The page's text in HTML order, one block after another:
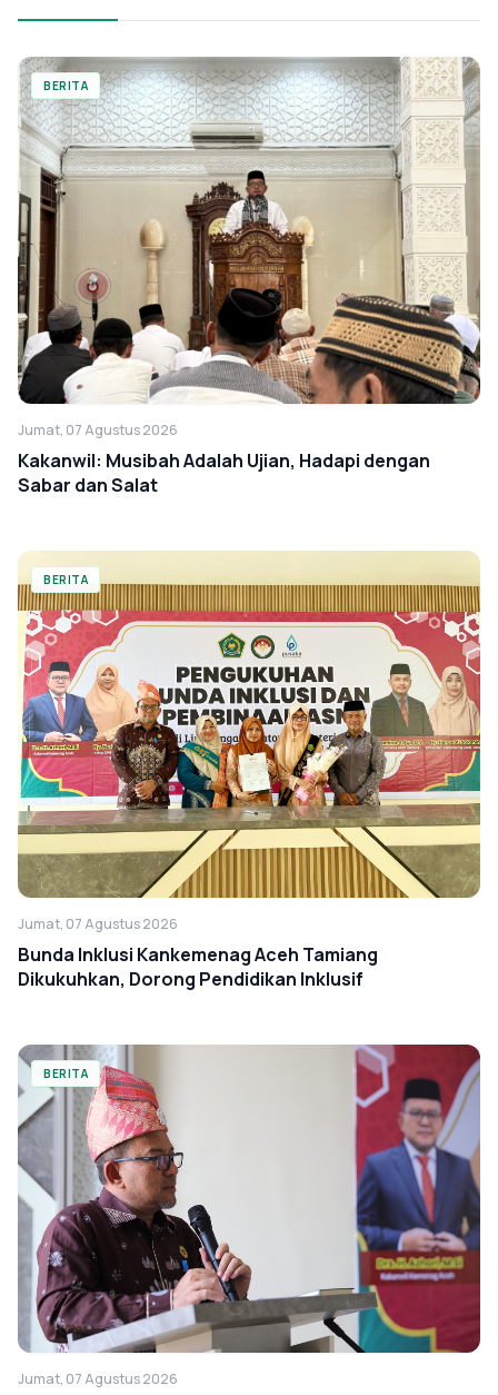
BERITA
Jumat, 07 Agustus 2026
Kakanwil: Musibah Adalah Ujian, Hadapi dengan
Sabar dan Salat
BERITA
Jumat, 07 Agustus 2026
Bunda Inklusi Kankemenag Aceh Tamiang
Dikukuhkan, Dorong Pendidikan Inklusif
BERITA
Jumat, 07 Agustus 2026